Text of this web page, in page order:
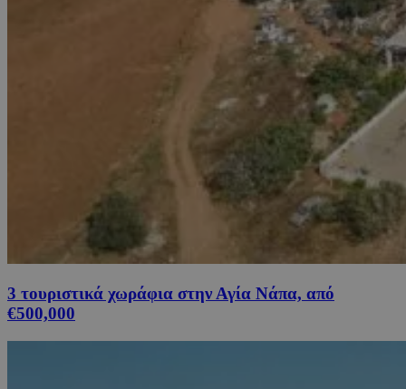
3 τουριστικά χωράφια στην Αγία Νάπα, από
€500,000